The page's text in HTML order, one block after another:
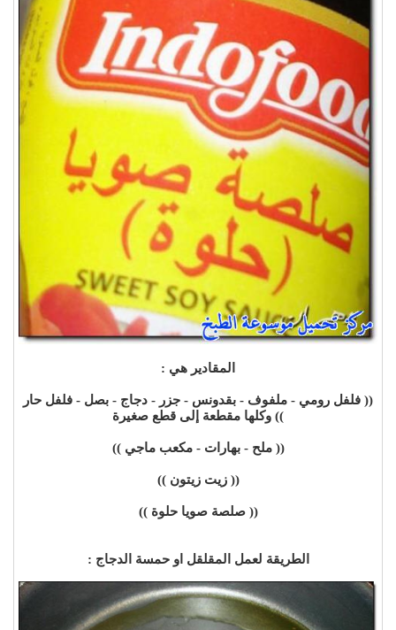
المقادير هي :
(( فلفل رومي - ملفوف - بقدونس - جزر - دجاج - بصل - فلفل حار
)) وكلها مقطعة إلى قطع صغيرة
(( ملح - بهارات - مكعب ماجي ))
(( زيت زيتون ))
(( صلصة صويا حلوة ))
الطريقة لعمل المقلقل او حمسة الدجاج :